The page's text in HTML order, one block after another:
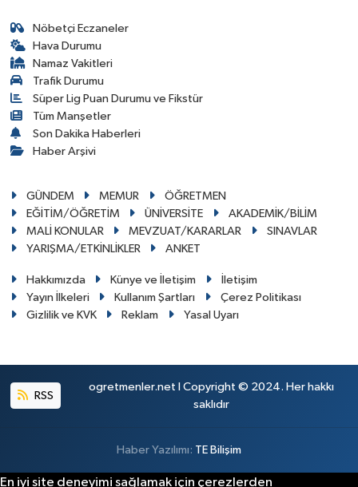
Nöbetçi Eczaneler
Hava Durumu
Namaz Vakitleri
Trafik Durumu
Süper Lig Puan Durumu ve Fikstür
Tüm Manşetler
Son Dakika Haberleri
Haber Arşivi
GÜNDEM MEMUR
ÖĞRETMEN
EĞİTİM/ÖĞRETİM
ÜNİVERSİTE
AKADEMİK/BİLİM
MALİ KONULAR
MEVZUAT/KARARLAR
SINAVLAR
YARIŞMA/ETKİNLİKLER
ANKET
Hakkımızda Künye ve İletişim
İletişim
Yayın İlkeleri
Kullanım Şartları
Çerez Politikası
Gizlilik ve KVK
Reklam Yasal Uyarı
RSS
ogretmenler.net I Copyright © 2024. Her hakkı
saklıdır
Haber Yazılımı: TE Bilişim
En iyi site deneyimi sağlamak için çerezlerden